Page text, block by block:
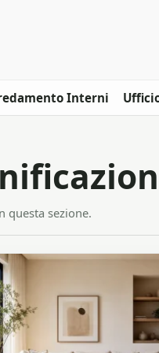
Interni
questa sezione.